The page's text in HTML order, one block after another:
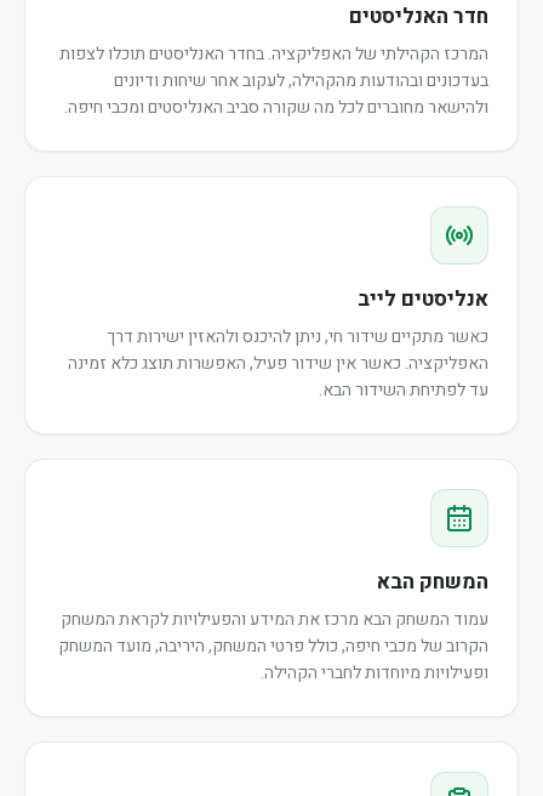
חדר האנליסטים
המרכז הקהילתי של האפליקציה. בחדר האנליסטים תוכלו לצפות
בעדכונים ובהודעות מהקהילה, לעקוב אחר שיחות ודיונים
ולהישאר מחוברים לכל מה שקורה סביב האנליסטים ומכבי חיפה.
אנליסטים לייב
כאשר מתקיים שידור חי, ניתן להיכנס ולהאזין ישירות דרך
האפליקציה. כאשר אין שידור פעיל, האפשרות תוצג כלא זמינה
עד לפתיחת השידור הבא.
המשחק הבא
עמוד המשחק הבא מרכז את המידע והפעילויות לקראת המשחק
הקרוב של מכבי חיפה, כולל פרטי המשחק, היריבה, מועד המשחק
ופעילויות מיוחדות לחברי הקהילה.